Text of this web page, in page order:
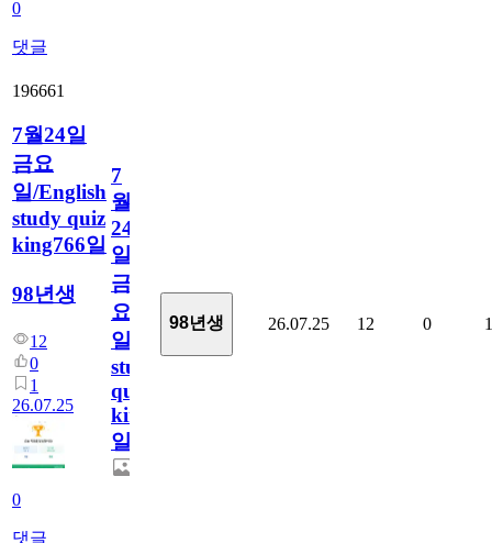
0
댓글
196661
7월24일
금요
일/English
study quiz
king766일
98년생
12
0
1
26.07.25
0
댓글
7
월
24
일
금
요
일/English
study
quiz
king766
일
98년생 26.07.25 12 0 1